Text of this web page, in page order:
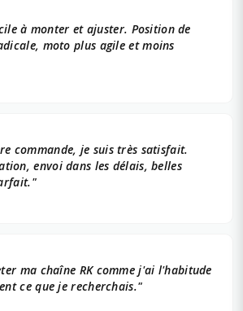
à monter et ajuster. Position de
moto plus agile et moins
commande, je suis très satisfait.
envoi dans les délais, belles
ma chaîne RK comme j'ai l'habitude
ce que je recherchais."